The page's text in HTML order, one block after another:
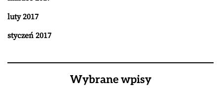
luty 2017
styczeń 2017
Wybrane wpisy